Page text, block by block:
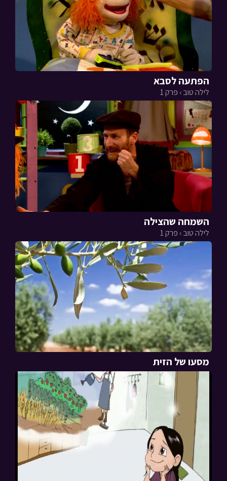
הפתעה לסבא
לילה טוב › פרק 1
השמחה שהצילה
לילה טוב › פרק 1
מסעו של הזית